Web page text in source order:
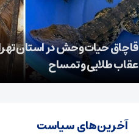
قاچاق حیات‌وحش در استان
عقاب طلایی و تمساح
آخرین‌های سیاست